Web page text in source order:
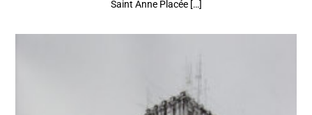
Saint Anne Placée […]